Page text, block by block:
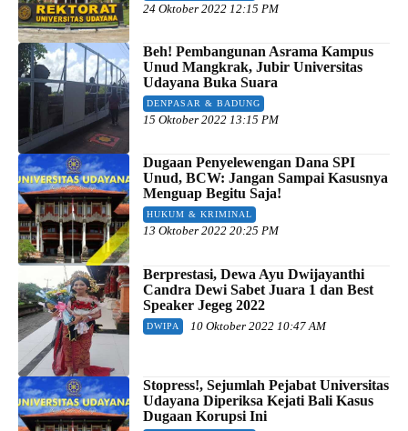
24 Oktober 2022 12:15 PM
Beh! Pembangunan Asrama Kampus
Unud Mangkrak, Jubir Universitas
Udayana Buka Suara
DENPASAR & BADUNG
15 Oktober 2022 13:15 PM
Dugaan Penyelewengan Dana SPI
Unud, BCW: Jangan Sampai Kasusnya
Menguap Begitu Saja!
HUKUM & KRIMINAL
13 Oktober 2022 20:25 PM
Berprestasi, Dewa Ayu Dwijayanthi
Candra Dewi Sabet Juara 1 dan Best
Speaker Jegeg 2022
DWIPA 10 Oktober 2022 10:47 AM
Stopress!, Sejumlah Pejabat Universitas
Udayana Diperiksa Kejati Bali Kasus
Dugaan Korupsi Ini